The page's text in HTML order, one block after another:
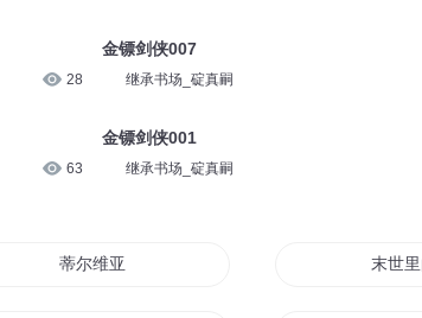
28
63
金镖剑侠007
继承书场_碇真嗣
金镖剑侠001
继承书场_碇真嗣
蒂尔维亚 末世里